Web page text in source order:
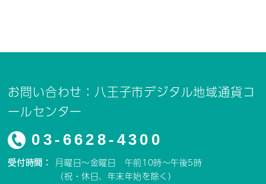
お問い合わせ：八王子市デジタル地域通貨コ
ールセンター
03-6628-4300
受付時間： 月曜日～金曜日 午前10時～午後5時
（祝・休日、年末年始を除く）